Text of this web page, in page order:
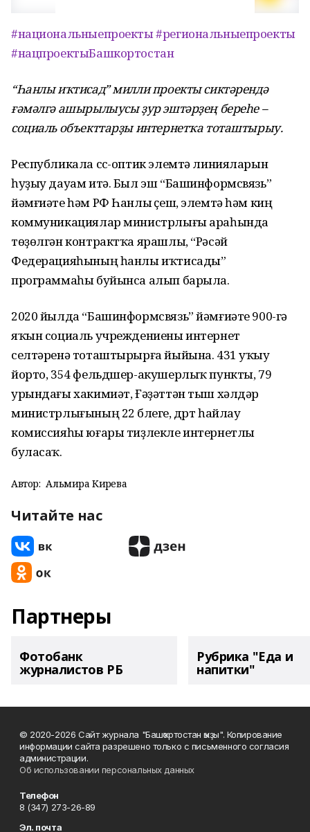
#национальныепроекты#региональныепроекты
#нацпроектыБашкортостан
“Һанлы иҡтисад” милли проекты сиктәрендә
ғәмәлгә ашырылыусы ҙур эштәрҙең береһе –
социаль объекттарҙы интернетҡа тоташтырыу.
Республикала сүс-оптик элемтә линияларын
һуҙыу дауам итә. Был эш “Башинформсвязь”
йәмғиәте һәм РФ Һанлы үҫеш, элемтә һәм киң
коммуникациялар министрлығы араһында
төҙөлгән контрактҡа ярашлы, “Рәсәй
Федерацияһының һанлы иҡтисады”
программаһы буйынса алып барыла.
2020 йылда “Башинформсвязь” йәмғиәте 900-гә
яҡын социаль учреждениены интернет
селтәренә тоташтырырға йыйына. 431 уҡыу
йорто, 354 фельдшер-акушерлыҡ пункты, 79
урындағы хакимиәт, Ғәҙәттән тыш хәлдәр
министрлығының 22 бүлеге, дүрт һайлау
комиссияһы юғары тиҙлекле интернетлы
буласаҡ.
Автор: Альмира Кирәева
Читайте нас
Партнеры
Фотобанк
журналистов РБ
Рубрика "Еда и
напитки"
© 2020-2026 Сайт журнала "Башҡортостан ҡыҙы". Копирование
информации сайта разрешено только с письменного согласия
администрации.
Об использовании персональных данных
Телефон
8 (347) 273-26-89
Эл. почта